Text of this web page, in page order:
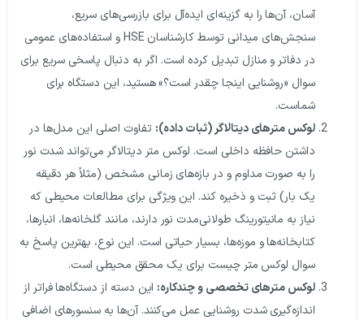
آسان، آن‌ها را به گزینه‌ای ایده‌آل برای بازرسی‌های سریع،
سنجش‌های میدانی توسط کارشناسان HSE و استفاده‌های عمومی
در دفاتر و منازل تبدیل کرده است. اگر به دنبال پاسخی سریع برای
سوال «روشنایی اینجا چقدر است؟» هستید، این دستگاه برای
شماست.
لوکس مترهای دیتالاگر (ثبات داده):تفاوت اصلی این مدل‌ها در
داشتن حافظه داخلی است. لوکس متر دیتالاگر می‌تواند شدت نور
را به صورت مداوم و در بازه‌های زمانی مشخص (مثلاً هر دقیقه
یک بار) ثبت و ذخیره کند. این ویژگی برای مطالعات محیطی که
نیاز به مانیتورینگ طولانی‌مدت نور دارند، مانند گلخانه‌ها، انبارها،
کتابخانه‌ها و موزه‌ها، بسیار حیاتی است. این نوع، بهترین پاسخ به
سوال لوکس متر چیست برای یک محقق محیطی است.
لوکس مترهای تخصصی و چندکاره:این دسته از دستگاه‌ها فراتر از
اندازه‌گیری شدت روشنایی عمل می‌کنند. آن‌ها به سنسورهای اضافی